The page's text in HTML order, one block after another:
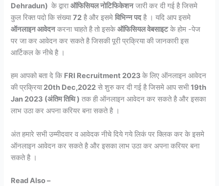
Dehradun) के द्वाराऑफिसियल नोटिफिकेशनजारी कर दी गई है जिसमे
कुल रिक्त पदो कि संख्या72 है और इसमेविभिन्न पदहै । यदि आप इसमे
ऑनलाइन आवेदनकरना चाहते है तो इसकेऑफिसियल वेबसाइटके होम -पेज
पर जा कर आवेदन कर सकते है जिसकी पूरी प्रक्रिया की जानकारी इस
आर्टिकल के नीचे है ।
हम आपको बता दे कि FRI Recruitment 2023के लिए ऑनलाइन आवेदन
की प्रक्रिया20th Dec,2022 से शुरु कर दी गई है जिसमे आप सभी19th
Jan 2023 (अंतिम तिथि ) तक ही ऑनलाइन आवेदन कर सकते है और इसका
लाभ उठा कर अपना करियर बना सकते है ।
अंत हमारे सभी उम्मीदवार व आवेदक नीचे दिये गये लिकं पर क्लिक कर के इसमे
ऑनलाइन आवेदन कर सकते है और इसका लाभ उठा कर अपना करियर बना
सकते है ।
Read Also –